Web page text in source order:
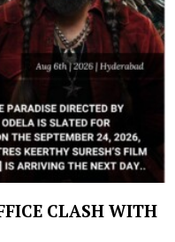
CLASH WITH